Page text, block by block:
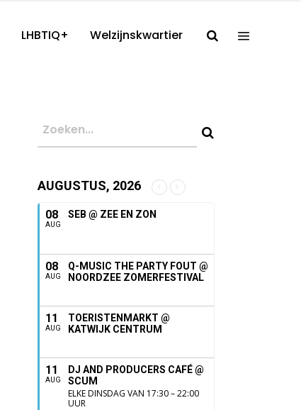
LHBTIQ+ Welzijnskwartier
AUGUSTUS, 2026
08
AUG
SEB @ ZEE EN ZON
08
AUG
Q-MUSIC THE PARTY FOUT @
NOORDZEE ZOMERFESTIVAL
11
AUG
TOERISTENMARKT @
KATWIJK CENTRUM
11
AUG
DJ AND PRODUCERS CAFÉ @
SCUM
ELKE DINSDAG VAN 17:30 – 22:00
UUR